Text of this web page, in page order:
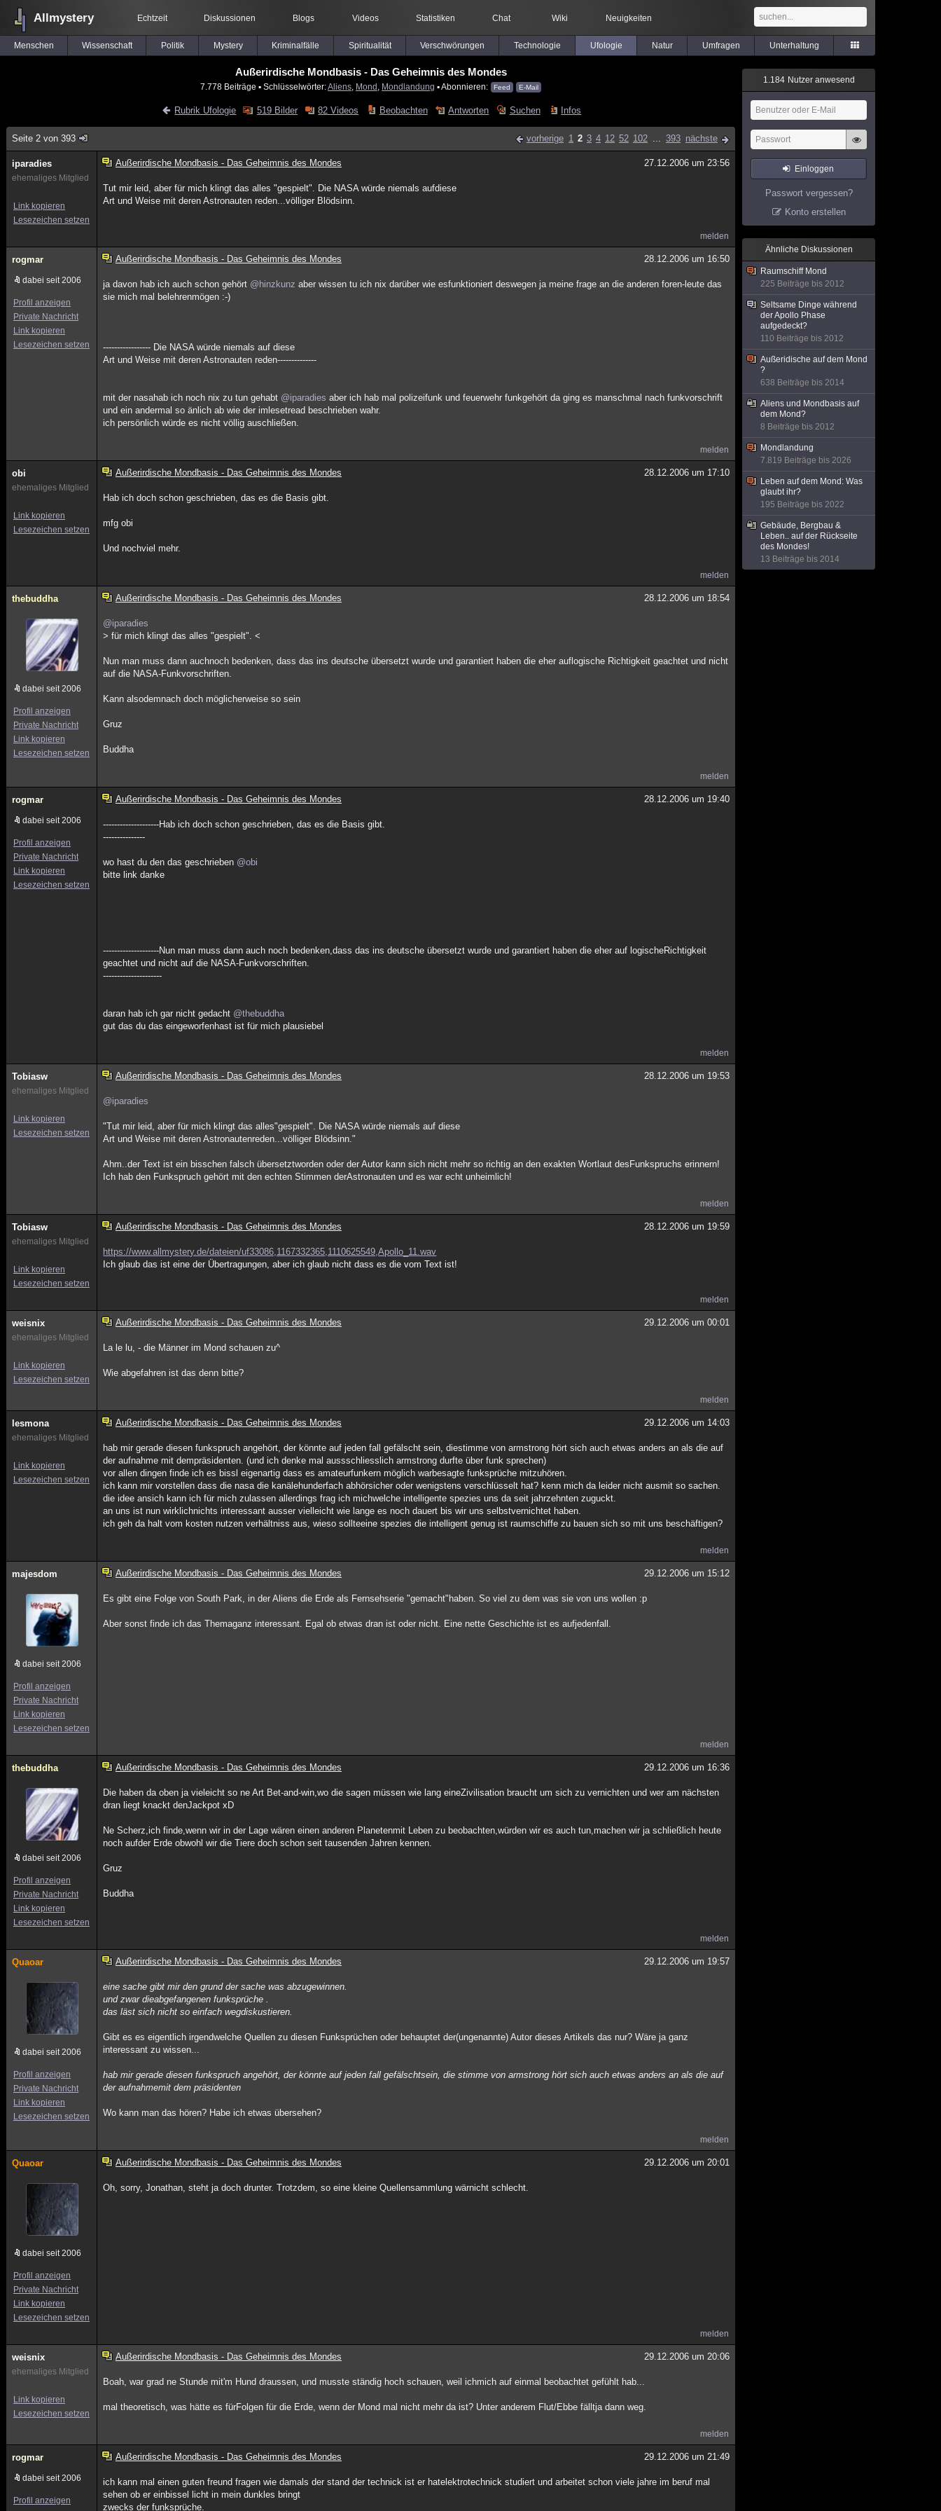
Allmystery Echtzeit Diskussionen Blogs Videos Statistiken Chat Wiki Neuigkeiten
Menschen Wissenschaft Politik Mystery Kriminalfälle Spiritualität Verschwörungen Technologie Ufologie Natur Umfragen Unterhaltung
Außerirdische Mondbasis - Das Geheimnis des Mondes
7.778 Beiträge ▪ Schlüsselwörter:Aliens Mond Mondlandung ▪ Abonnieren: Feed E-Mail
Rubrik Ufologie 519 Bilder 82 Videos Beobachten Antworten Suchen Infos
Seite 2 von 393 vorherige 1 2 3 4 12 52 102 ... 393 nächste
iparadies
ehemaliges Mitglied
Link kopieren
Lesezeichen setzen
Außerirdische Mondbasis - Das Geheimnis des Mondes 27.12.2006 um 23:56
Tut mir leid, aber für mich klingt das alles "gespielt". Die NASA würde niemals aufdiese
Art und Weise mit deren Astronauten reden...völliger Blödsinn.
melden
rogmar
dabei seit 2006
Profil anzeigen
Private Nachricht
Link kopieren
Lesezeichen setzen
Außerirdische Mondbasis - Das Geheimnis des Mondes 28.12.2006 um 16:50
ja davon hab ich auch schon gehört @hinzkunz aber wissen tu ich nix darüber wie esfunktioniert deswegen ja meine frage an die anderen foren-leute das
sie mich mal belehrenmögen :-)
----------------- Die NASA würde niemals auf diese
Art und Weise mit deren Astronauten reden--------------
mit der nasahab ich noch nix zu tun gehabt @iparadies aber ich hab mal polizeifunk und feuerwehr funkgehört da ging es manschmal nach funkvorschrift
und ein andermal so änlich ab wie der imlesetread beschrieben wahr.
ich persönlich würde es nicht völlig auschließen.
melden
obi
ehemaliges Mitglied
Link kopieren
Lesezeichen setzen
Außerirdische Mondbasis - Das Geheimnis des Mondes 28.12.2006 um 17:10
Hab ich doch schon geschrieben, das es die Basis gibt.
mfg obi
Und nochviel mehr.
melden
thebuddha
dabei seit 2006
Profil anzeigen
Private Nachricht
Link kopieren
Lesezeichen setzen
Außerirdische Mondbasis - Das Geheimnis des Mondes 28.12.2006 um 18:54
@iparadies
> für mich klingt das alles "gespielt". <
Nun man muss dann auchnoch bedenken, dass das ins deutsche übersetzt wurde und garantiert haben die eher auflogische Richtigkeit geachtet und nicht
auf die NASA-Funkvorschriften.
Kann alsodemnach doch möglicherweise so sein
Gruz
Buddha
melden
rogmar
dabei seit 2006
Profil anzeigen
Private Nachricht
Link kopieren
Lesezeichen setzen
Außerirdische Mondbasis - Das Geheimnis des Mondes 28.12.2006 um 19:40
--------------------Hab ich doch schon geschrieben, das es die Basis gibt.
---------------
wo hast du den das geschrieben @obi
bitte link danke
--------------------Nun man muss dann auch noch bedenken,dass das ins deutsche übersetzt wurde und garantiert haben die eher auf logischeRichtigkeit
geachtet und nicht auf die NASA-Funkvorschriften.
---------------------
daran hab ich gar nicht gedacht @thebuddha
gut das du das eingeworfenhast ist für mich plausiebel
melden
Tobiasw
ehemaliges Mitglied
Link kopieren
Lesezeichen setzen
Außerirdische Mondbasis - Das Geheimnis des Mondes 28.12.2006 um 19:53
@iparadies
"Tut mir leid, aber für mich klingt das alles"gespielt". Die NASA würde niemals auf diese
Art und Weise mit deren Astronautenreden...völliger Blödsinn."
Ahm..der Text ist ein bisschen falsch übersetztworden oder der Autor kann sich nicht mehr so richtig an den exakten Wortlaut desFunkspruchs erinnern!
Ich hab den Funkspruch gehört mit den echten Stimmen derAstronauten und es war echt unheimlich!
melden
Tobiasw
ehemaliges Mitglied
Link kopieren
Lesezeichen setzen
Außerirdische Mondbasis - Das Geheimnis des Mondes 28.12.2006 um 19:59
https://www.allmystery.de/dateien/uf33086,1167332365,1110625549,Apollo_11.wav
Ich glaub das ist eine der Übertragungen, aber ich glaub nicht dass es die vom Text ist!
melden
weisnix
ehemaliges Mitglied
Link kopieren
Lesezeichen setzen
Außerirdische Mondbasis - Das Geheimnis des Mondes 29.12.2006 um 00:01
La le lu, - die Männer im Mond schauen zu^
Wie abgefahren ist das denn bitte?
melden
lesmona
ehemaliges Mitglied
Link kopieren
Lesezeichen setzen
Außerirdische Mondbasis - Das Geheimnis des Mondes 29.12.2006 um 14:03
hab mir gerade diesen funkspruch angehört, der könnte auf jeden fall gefälscht sein, diestimme von armstrong hört sich auch etwas anders an als die auf
der aufnahme mit dempräsidenten. (und ich denke mal aussschliesslich armstrong durfte über funk sprechen)
vor allen dingen finde ich es bissl eigenartig dass es amateurfunkern möglich warbesagte funksprüche mitzuhören.
ich kann mir vorstellen dass die nasa die kanälehunderfach abhörsicher oder wenigstens verschlüsselt hat? kenn mich da leider nicht ausmit so sachen.
die idee ansich kann ich für mich zulassen allerdings frag ich michwelche intelligente spezies uns da seit jahrzehnten zuguckt.
an uns ist nun wirklichnichts interessant ausser vielleicht wie lange es noch dauert bis wir uns selbstvernichtet haben.
ich geh da halt vom kosten nutzen verhältniss aus, wieso sollteeine spezies die intelligent genug ist raumschiffe zu bauen sich so mit uns beschäftigen?
melden
majesdom
dabei seit 2006
Profil anzeigen
Private Nachricht
Link kopieren
Lesezeichen setzen
Außerirdische Mondbasis - Das Geheimnis des Mondes 29.12.2006 um 15:12
Es gibt eine Folge von South Park, in der Aliens die Erde als Fernsehserie "gemacht"haben. So viel zu dem was sie von uns wollen :p
Aber sonst finde ich das Themaganz interessant. Egal ob etwas dran ist oder nicht. Eine nette Geschichte ist es aufjedenfall.
melden
thebuddha
dabei seit 2006
Profil anzeigen
Private Nachricht
Link kopieren
Lesezeichen setzen
Außerirdische Mondbasis - Das Geheimnis des Mondes 29.12.2006 um 16:36
Die haben da oben ja vieleicht so ne Art Bet-and-win,wo die sagen müssen wie lang eineZivilisation braucht um sich zu vernichten und wer am nächsten
dran liegt knackt denJackpot xD
Ne Scherz,ich finde,wenn wir in der Lage wären einen anderen Planetenmit Leben zu beobachten,würden wir es auch tun,machen wir ja schließlich heute
noch aufder Erde obwohl wir die Tiere doch schon seit tausenden Jahren kennen.
Gruz
Buddha
melden
Quaoar
dabei seit 2006
Profil anzeigen
Private Nachricht
Link kopieren
Lesezeichen setzen
Außerirdische Mondbasis - Das Geheimnis des Mondes 29.12.2006 um 19:57
eine sache gibt mir den grund der sache was abzugewinnen.
und zwar dieabgefangenen funksprüche .
das läst sich nicht so einfach wegdiskustieren.
Gibt es es eigentlich irgendwelche Quellen zu diesen Funksprüchen oder behauptet der(ungenannte) Autor dieses Artikels das nur? Wäre ja ganz
interessant zu wissen...
hab mir gerade diesen funkspruch angehört, der könnte auf jeden fall gefälschtsein, die stimme von armstrong hört sich auch etwas anders an als die auf
der aufnahmemit dem präsidenten
Wo kann man das hören? Habe ich etwas übersehen?
melden
Quaoar
dabei seit 2006
Profil anzeigen
Private Nachricht
Link kopieren
Lesezeichen setzen
Außerirdische Mondbasis - Das Geheimnis des Mondes 29.12.2006 um 20:01
Oh, sorry, Jonathan, steht ja doch drunter. Trotzdem, so eine kleine Quellensammlung wärnicht schlecht.
melden
weisnix
ehemaliges Mitglied
Link kopieren
Lesezeichen setzen
Außerirdische Mondbasis - Das Geheimnis des Mondes 29.12.2006 um 20:06
Boah, war grad ne Stunde mit'm Hund draussen, und musste ständig hoch schauen, weil ichmich auf einmal beobachtet gefühlt hab...
mal theoretisch, was hätte es fürFolgen für die Erde, wenn der Mond mal nicht mehr da ist? Unter anderem Flut/Ebbe fälltja dann weg.
melden
rogmar
dabei seit 2006
Profil anzeigen
Außerirdische Mondbasis - Das Geheimnis des Mondes 29.12.2006 um 21:49
ich kann mal einen guten freund fragen wie damals der stand der technick ist er hatelektrotechnick studiert und arbeitet schon viele jahre im beruf mal
sehen ob er einbissel licht in mein dunkles bringt
zwecks der funksprüche.
1.184 Nutzer anwesend
Einloggen
Passwort vergessen?
Konto erstellen
Ähnliche Diskussionen
Raumschiff Mond
225 Beiträge bis 2012
Seltsame Dinge während
der Apollo Phase
aufgedeckt?
110 Beiträge bis 2012
Außeridische auf dem Mond
?
638 Beiträge bis 2014
Aliens und Mondbasis auf
dem Mond?
8 Beiträge bis 2012
Mondlandung
7.819 Beiträge bis 2026
Leben auf dem Mond: Was
glaubt ihr?
195 Beiträge bis 2022
Gebäude, Bergbau &
Leben.. auf der Rückseite
des Mondes!
13 Beiträge bis 2014